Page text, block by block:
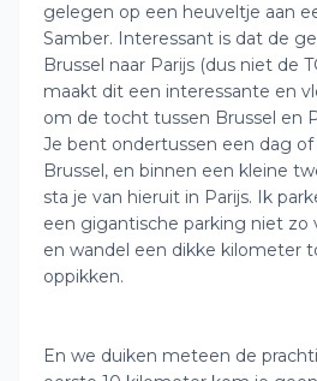
gelegen op een heuveltje aan
Samber. Interessant is dat de
Brussel naar Parijs (dus niet de
maakt dit een interessante en
om de tocht tussen Brussel en
Je bent ondertussen een dag
Brussel, en binnen een kleine
sta je van hieruit in Parijs. Ik
een gigantische parking niet zo
en wandel een dikke kilometer
oppikken.
En we duiken meteen de